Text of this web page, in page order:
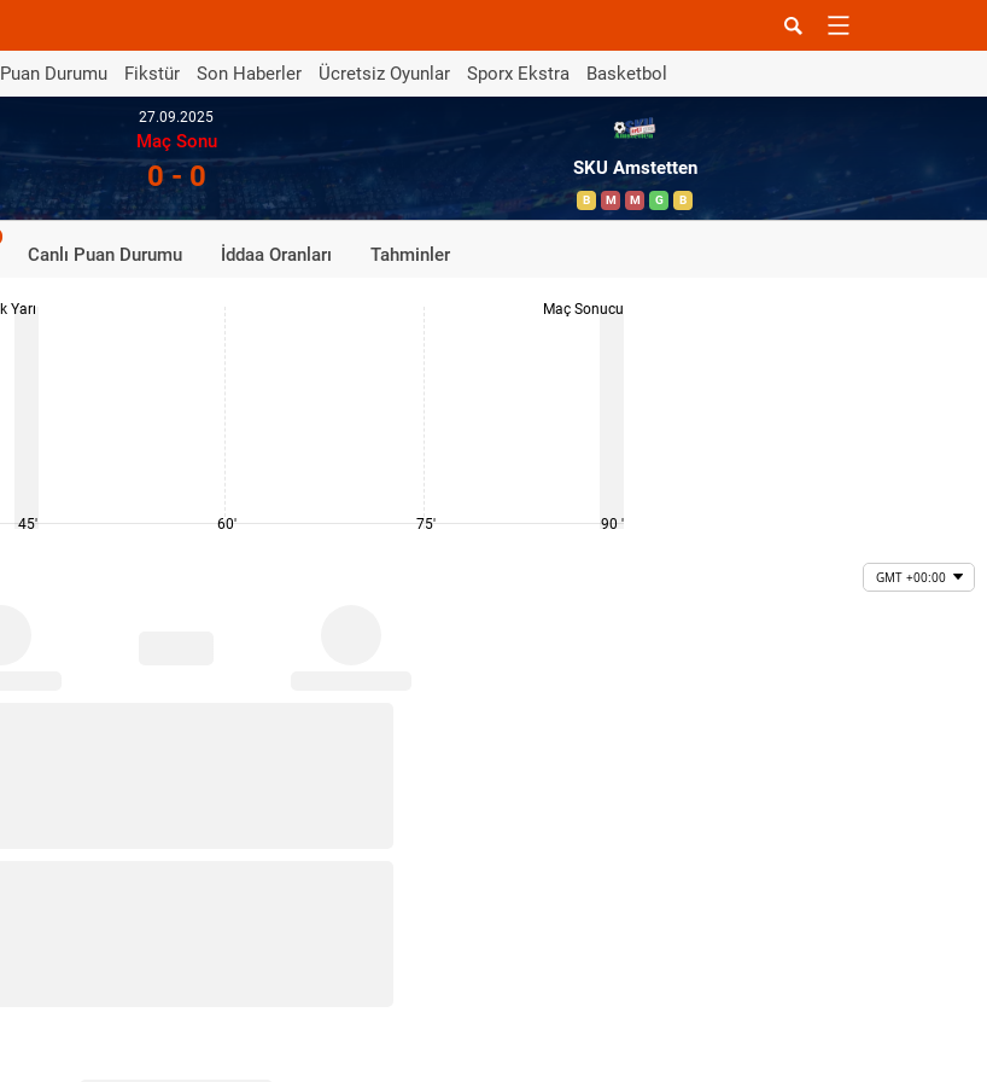
Puan Durumu Fikstür Son Haberler Ücretsiz Oyunlar Sporx Ekstra Basketbol
27.09.2025
Maç Sonu
0 - 0 SKU Amstetten
B M M G B
Canlı Puan Durumu İddaa Oranları Tahminler
İlk Yarı
45' 60' 75'
Maç Sonucu
90 '
GMT +00:00